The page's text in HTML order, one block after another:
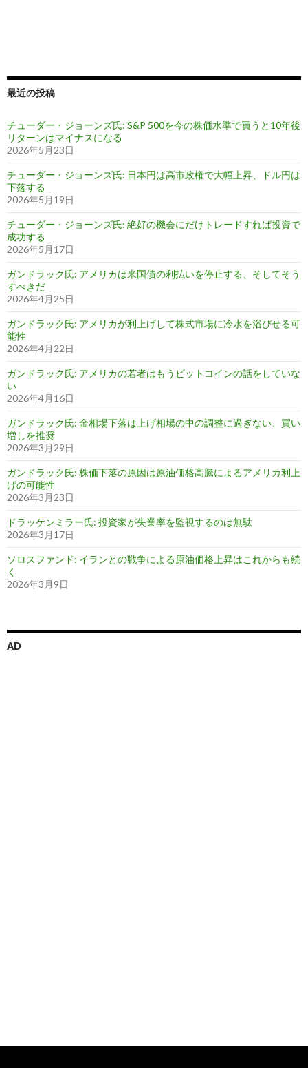
最近の投稿
チューダー・ジョーンズ氏: S&P 500を今の株価水準で買うと10年後
リターンはマイナスになる
2026年5月23日
チューダー・ジョーンズ氏: 日本円は高市政権で大幅上昇、ドル円は
下落する
2026年5月19日
チューダー・ジョーンズ氏: 絶好の機会にだけトレードすれば投資で
成功する
2026年5月17日
ガンドラック氏: アメリカは米国債の利払いを停止する、そしてそう
すべきだ
2026年4月25日
ガンドラック氏: アメリカが利上げして株式市場に冷水を浴びせる可
能性
2026年4月22日
ガンドラック氏: アメリカの若者はもうビットコインの話をしていな
い
2026年4月16日
ガンドラック氏: 金相場下落は上げ相場の中の調整に過ぎない、買い
増しを推奨
2026年3月29日
ガンドラック氏: 株価下落の原因は原油価格高騰によるアメリカ利上
げの可能性
2026年3月23日
ドラッケンミラー氏: 投資家が失業率を監視するのは無駄
2026年3月17日
ソロスファンド: イランとの戦争による原油価格上昇はこれからも続
く
2026年3月9日
AD